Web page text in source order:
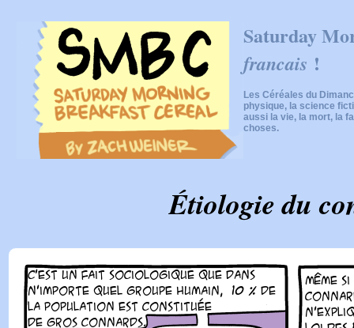
Saturday
francais !
Les Céréales du
physique, la science
aussi la vie, la mort, la
choses.
Étiologie du